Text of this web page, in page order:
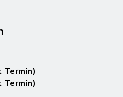
Termin)
Termin)